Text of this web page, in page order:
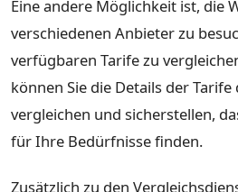
Eine andere Möglichkeit ist, die
verschiedenen Anbieter zu
verfügbaren Tarife zu
können Sie die Details der
vergleichen und sicherstellen,
für Ihre Bedürfnisse finden.
Zusätzlich zu den